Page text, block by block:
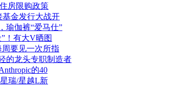
房限购政策
基金发行大战开
瑜伽裤“爱马仕”
！有大V晒图
要见一次所指
的龙头专职制造者
的40
瑞/星越L新